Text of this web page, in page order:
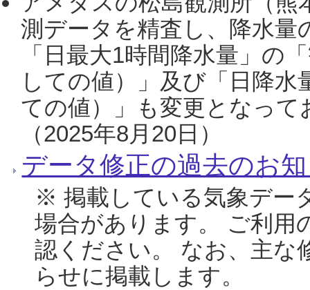
測データを精査し、降水
「日最大1時間降水量」の
しての値）」及び「日降
ての値）」も変更となっ
（2025年8月20日）
データ修正の過去のお
※ 掲載している気象デー
場合があります。 ご利用
認ください。 なお、主な
らせに掲載します。